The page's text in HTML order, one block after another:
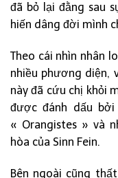
đã bỏ lại đằng sau
hiến dâng đời mình
Theo cái nhìn nhân
nhiều phương diện,
này đã cứu chị khỏi
được đánh dấu
« Orangistes » và
hòa của Sinn Fein.
Bên ngoài cũng